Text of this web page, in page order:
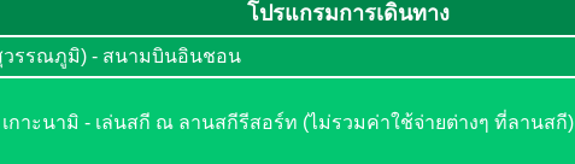
โปรแกรมการเดินทาง
วรรณภูมิ) - สนามบินอินชอน
เกาะนามิ - เล่นสกี ณ ลานสกีรีสอร์ท (ไม่รวมค่าใช้จ่ายต่างๆ ที่ลานสกี)